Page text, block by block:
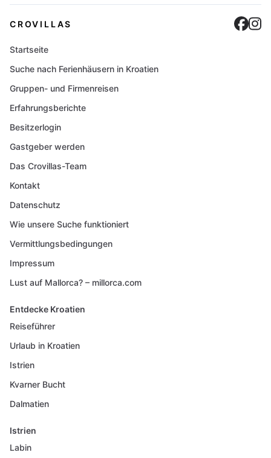
CROVILLAS
Startseite
Suche nach Ferienhäusern in Kroatien
Gruppen- und Firmenreisen
Erfahrungsberichte
Besitzerlogin
Gastgeber werden
Das Crovillas-Team
Kontakt
Datenschutz
Wie unsere Suche funktioniert
Vermittlungsbedingungen
Impressum
Lust auf Mallorca? – millorca.com
Entdecke Kroatien
Reiseführer
Urlaub in Kroatien
Istrien
Kvarner Bucht
Dalmatien
Istrien
Labin